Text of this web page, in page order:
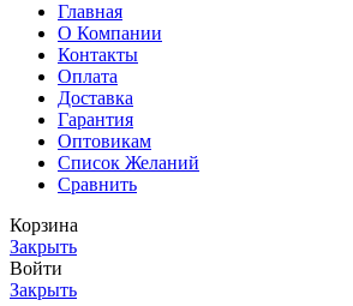
Главная
О Компании
Контакты
Оплата
Доставка
Гарантия
Оптовикам
Список Желаний
Сравнить
Корзина
Закрыть
Войти
Закрыть